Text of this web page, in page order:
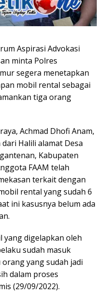
Aspirasi Advokasi
minta Polres
segera menetapkan
mobil rental sebagai
tiga orang
Achmad Dhofi Anam,
Halili alamat Desa
Kabupaten
FAAM telah
terkait dengan
rental yang sudah 6
ini kasusnya belum ada
yang digelapkan oleh
sudah masuk
yang sudah jadi
dalam proses
(29/09/2022).